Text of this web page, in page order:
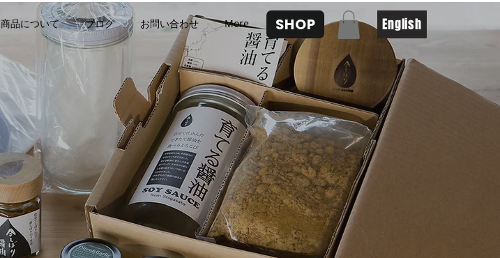
商品について ブログ お問い合わせ More SHOP English